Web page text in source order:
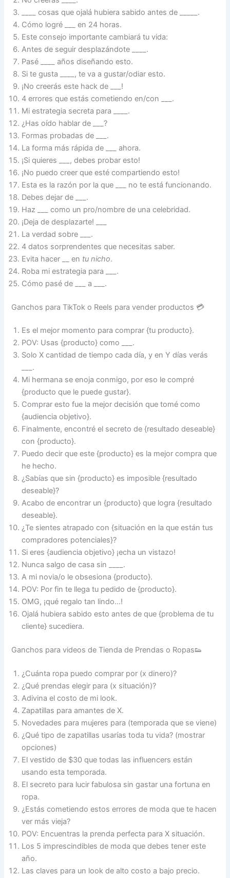
____ cosas que ojalá hubiera sabido antes de _____.
Cómo logré ___ en 24 horas.
Este consejo importante cambiará tu vida:
Antes de seguir desplazándote ____.
Pasé ____ años diseñando esto.
Si te gusta ____, te va a gustar/odiar esto.
¡No creerás este hack de ___!
4 errores que estás cometiendo en/con ___.
Mi estrategia secreta para ____.
¿Has oído hablar de ___?
Formas probadas de ___.
La forma más rápida de ___ ahora.
¡Si quieres ___, debes probar esto!
¡No puedo creer que esté compartiendo esto!
Esta es la razón por la que ___ no te está funcionando.
Debes dejar de ___.
Haz ___ como un pro/nombre de una celebridad.
¡Deja de desplazarte! ___
La verdad sobre ___.
4 datos sorprendentes que necesitas saber.
Evita hacer __ en tu nicho.
Roba mi estrategia para ___.
Cómo pasé de ___ a ___.
Ganchos para TikTok o Reels para vender productos 💳
Es el mejor momento para comprar {tu producto}.
POV: Usas {producto} como ___.
Solo X cantidad de tiempo cada día, y en Y días verás
___.
Mi hermana se enoja conmigo, por eso le compré
{producto que le puede gustar}.
Comprar esto fue la mejor decisión que tomé como
{audiencia objetivo}.
Finalmente, encontré el secreto de {resultado deseable}
con {producto}.
Puedo decir que este {producto} es la mejor compra que
he hecho.
¿Sabías que sin {producto} es imposible {resultado
deseable}?
Acabo de encontrar un {producto} que logra {resultado
deseable}.
¿Te sientes atrapado con {situación en la que están tus
compradores potenciales}?
Si eres {audiencia objetivo} ¡echa un vistazo!
Nunca salgo de casa sin ____.
A mi novia/o le obsesiona {producto}.
POV: Por fin te llega tu pedido de {producto}.
OMG, ¡qué regalo tan lindo…!
Ojalá hubiera sabido esto antes de que {problema de tu
cliente} sucediera.
Ganchos para videos de Tienda de Prendas o Ropas👟
¿Cuánta ropa puedo comprar por (x dinero)?
¿Qué prendas elegir para (x situación)?
Adivina el costo de mi look.
Zapatillas para amantes de X.
Novedades para mujeres para (temporada que se viene)
¿Qué tipo de zapatillas usarías toda tu vida? (mostrar
opciones)
El vestido de $30 que todas las influencers están
usando esta temporada.
El secreto para lucir fabulosa sin gastar una fortuna en
ropa.
¿Estás cometiendo estos errores de moda que te hacen
ver más vieja?
POV: Encuentras la prenda perfecta para X situación.
Los 5 imprescindibles de moda que debes tener este
año.
Las claves para un look de alto costo a bajo precio.